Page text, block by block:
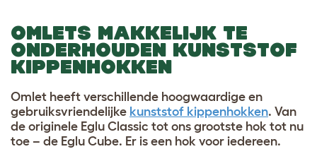
OMLETS MAKKELIJK TE
ONDERHOUDEN KUNSTSTOF
KIPPENHOKKEN
Omlet heeft verschillende hoogwaardige en
gebruiksvriendelijke kunststof kippenhokken. Van
de originele Eglu Classic tot ons grootste hok tot nu
toe – de Eglu Cube. Er is een hok voor iedereen.